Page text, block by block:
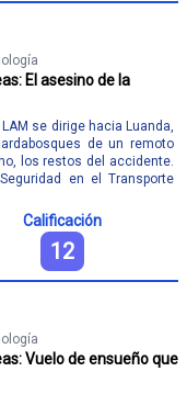
El asesino de la
se dirige hacia Luanda,
de un remoto
los restos del accidente.
en el Transporte
Calificación
12
Vuelo de ensueño que